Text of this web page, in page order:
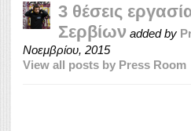
3 θέσεις
Σερβίων added by
Νοεμβρίου, 2015
View all posts by Press Room